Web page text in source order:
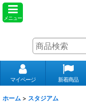
メニュー
マイページ 新着商品
ホーム > スタジアム